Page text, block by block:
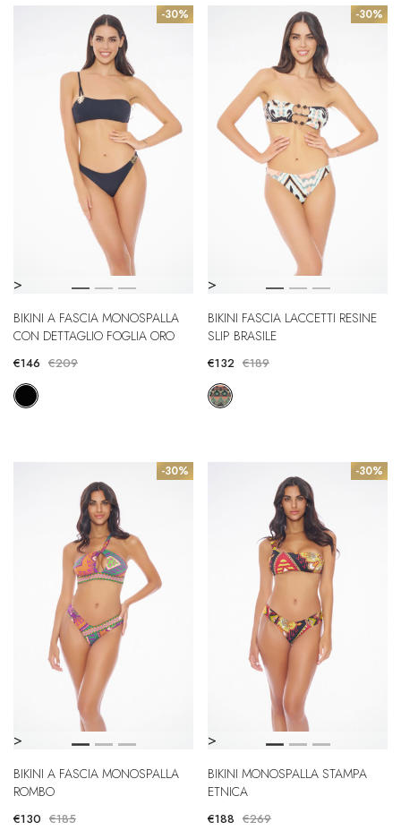
-30%
>
BIKINI A FASCIA MONOSPALLA
CON DETTAGLIO FOGLIA ORO
€146 €209
-30%
>
BIKINI FASCIA LACCETTI RESINE
SLIP BRASILE
€132 €189
-30%
>
BIKINI A FASCIA MONOSPALLA
ROMBO
€130 €185
-30%
>
BIKINI MONOSPALLA STAMPA
ETNICA
€188 €269